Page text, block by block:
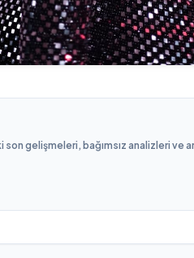
gelişmeleri, bağımsız analizleri ve